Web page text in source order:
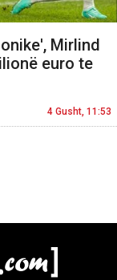
Mirlind
euro te
4 Gusht, 11:53